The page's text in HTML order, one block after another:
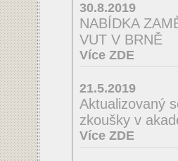
30.8.2019
NABÍDKA
VUT V BRNĚ
Více ZDE
21.5.2019
Aktualizovaný
zkoušky v
Více ZDE